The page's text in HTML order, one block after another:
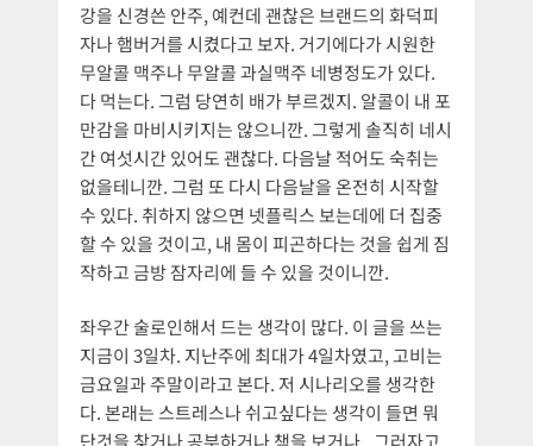
강을 신경쓴 안주, 예컨데 괜찮은 브랜드의 화덕피
자나 햄버거를 시켰다고 보자. 거기에다가 시원한
무알콜 맥주나 무알콜 과실맥주 네병정도가 있다.
다 먹는다. 그럼 당연히 배가 부르겠지. 알콜이 내 포
만감을 마비시키지는 않으니깐. 그렇게 솔직히 네시
간 여섯시간 있어도 괜찮다. 다음날 적어도 숙취는
없을테니깐. 그럼 또 다시 다음날을 온전히 시작할
수 있다. 취하지 않으면 넷플릭스 보는데에 더 집중
할 수 있을 것이고, 내 몸이 피곤하다는 것을 쉽게 짐
작하고 금방 잠자리에 들 수 있을 것이니깐.
좌우간 술로인해서 드는 생각이 많다. 이 글을 쓰는
지금이 3일차. 지난주에 최대가 4일차였고, 고비는
금요일과 주말이라고 본다. 저 시나리오를 생각한
다. 본래는 스트레스나 쉬고싶다는 생각이 들면 뭐
단것을 찾거나 공부하거나 책을 보거나.. 그러자고